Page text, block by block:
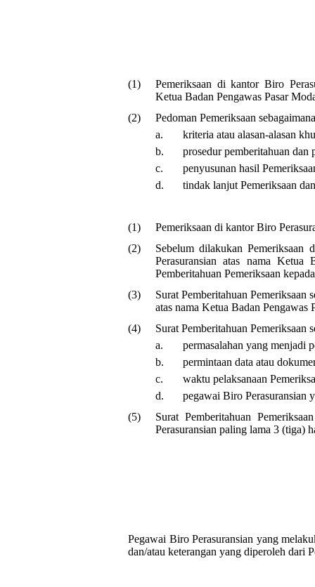
(1)
Pemeriksaan di kantor Biro
Ketua Badan Pengawas Pasar
(2)
Pedoman Pemeriksaan
a.
kriteria atau alasan-alasan
b.
prosedur pemberitahuan dan
c.
penyusunan hasil
d.
tindak lanjut Pemeriksaan
(1)
Pemeriksaan di kantor Biro
(2)
Sebelum dilakukan Pemeriksaan
Perasuransian atas nama Ketua
Pemberitahuan Pemeriksaan
(3)
Surat Pemberitahuan Pemeriksaan
atas nama Ketua Badan
(4)
Surat Pemberitahuan Pemeriksaan
a.
permasalahan yang menjadi
b.
permintaan data atau
c.
waktu pelaksanaan
d.
pegawai Biro Perasuransian
(5)
Surat Pemberitahuan
Perasuransian paling lama 3 (tiga)
Pegawai Biro Perasuransian yang
dan/atau keterangan yang diperoleh dari